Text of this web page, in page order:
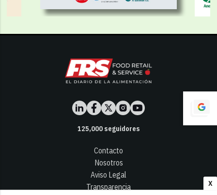
X
125,000seguidores
Contacto
Nosotros
Aviso Legal
Transparencia